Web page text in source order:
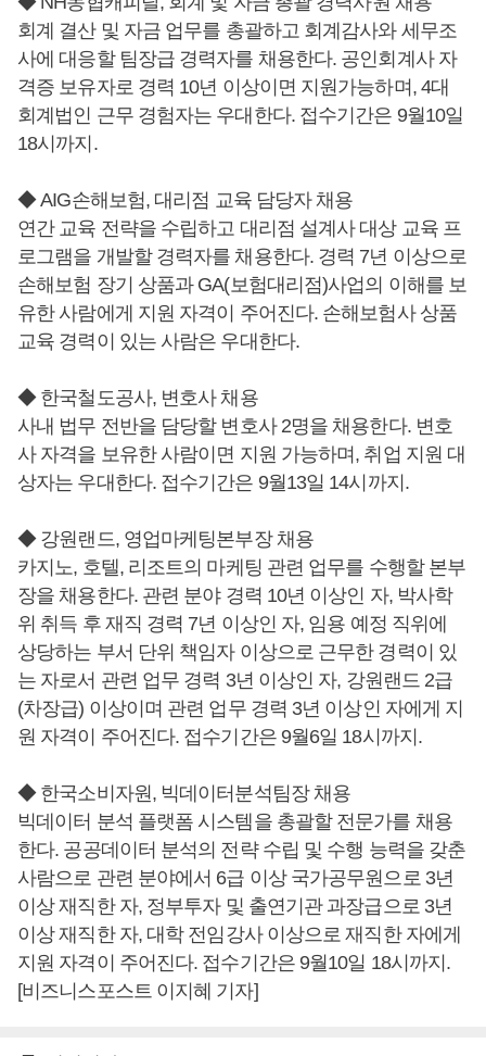
회계 결산 및 자금 업무를 총괄하고 회계감사와 세무조
사에 대응할 팀장급 경력자를 채용한다. 공인회계사 자
격증 보유자로 경력 10년 이상이면 지원가능하며, 4대
회계법인 근무 경험자는 우대한다. 접수기간은 9월10일
18시까지.
◆ AIG손해보험, 대리점 교육 담당자 채용
연간 교육 전략을 수립하고 대리점 설계사 대상 교육 프
로그램을 개발할 경력자를 채용한다. 경력 7년 이상으로
손해보험 장기 상품과 GA(보험대리점)사업의 이해를 보
유한 사람에게 지원 자격이 주어진다. 손해보험사 상품
교육 경력이 있는 사람은 우대한다.
◆ 한국철도공사, 변호사 채용
사내 법무 전반을 담당할 변호사 2명을 채용한다. 변호
사 자격을 보유한 사람이면 지원 가능하며, 취업 지원 대
상자는 우대한다. 접수기간은 9월13일 14시까지.
◆ 강원랜드, 영업마케팅본부장 채용
카지노, 호텔, 리조트의 마케팅 관련 업무를 수행할 본부
장을 채용한다. 관련 분야 경력 10년 이상인 자, 박사학
위 취득 후 재직 경력 7년 이상인 자, 임용 예정 직위에
상당하는 부서 단위 책임자 이상으로 근무한 경력이 있
는 자로서 관련 업무 경력 3년 이상인 자, 강원랜드 2급
(차장급) 이상이며 관련 업무 경력 3년 이상인 자에게 지
원 자격이 주어진다. 접수기간은 9월6일 18시까지.
◆ 한국소비자원, 빅데이터분석팀장 채용
빅데이터 분석 플랫폼 시스템을 총괄할 전문가를 채용
한다. 공공데이터 분석의 전략 수립 및 수행 능력을 갖춘
사람으로 관련 분야에서 6급 이상 국가공무원으로 3년
이상 재직한 자, 정부투자 및 출연기관 과장급으로 3년
이상 재직한 자, 대학 전임강사 이상으로 재직한 자에게
지원 자격이 주어진다. 접수기간은 9월10일 18시까지.
[비즈니스포스트 이지혜 기자]